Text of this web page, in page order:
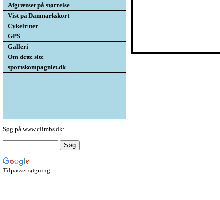
Afgrænset på størrelse
Vist på Danmarkskort
Cykelruter
GPS
Galleri
Om dette site
sportskompagniet.dk
Søg på www.climbs.dk:
Tilpasset søgning